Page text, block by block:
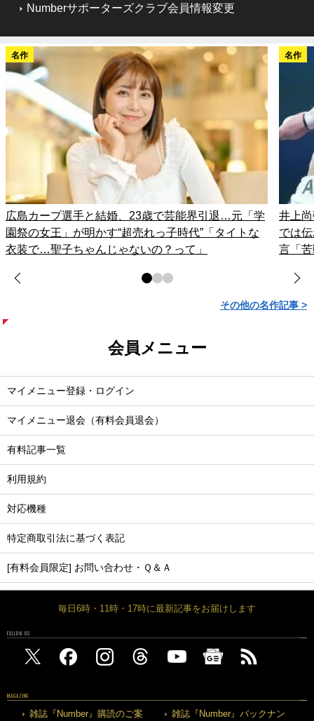
Numberサポーターズクラブ会員情報変更
名作
広島カープ選手と結婚、23歳で芸能界引退…元「学
園祭の女王」が明かす“超売れっ子時代”「タイトな
衣装で…聖子ちゃんじゃないの？って」
名作
井上
では
言「
その他の名作記事 >
会員メニュー
マイメニュー登録・ログイン
マイメニュー退会（有料会員退会）
有料記事一覧
利用規約
対応機種
特定商取引法に基づく表記
[有料会員限定] お問い合わせ・Ｑ＆Ａ
毎日6時・11時・17時に最新記事をお届けします
FOLLOW US
MAGAZINE
雑誌『Number』購読のご案
雑誌『Number』バックナン